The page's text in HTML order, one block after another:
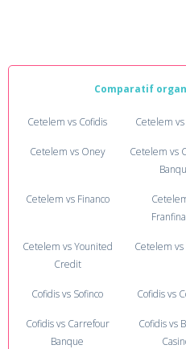
Comparatif
Cetelem vs Cofidis Cetelem vs
Cetelem vs Oney
Cetelem vs
Cetelem vs Financo
Cetelem vs Younited
Credit
Cetelem vs
Cofidis vs Sofinco Cofidis vs
Cofidis vs Carrefour
Banque
Cofidis vs